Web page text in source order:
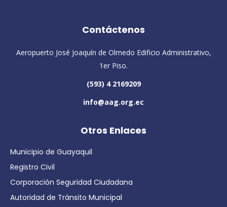
Contáctenos
Aeropuerto José Joaquín de Olmedo Edificio Administrativo,
1er Piso.
(593) 4 2169209
info@aag.org.ec
Otros Enlaces
Municipio de Guayaquil
Registro Civil
Corporación Seguridad Ciudadana
Autoridad de Tránsito Municipal